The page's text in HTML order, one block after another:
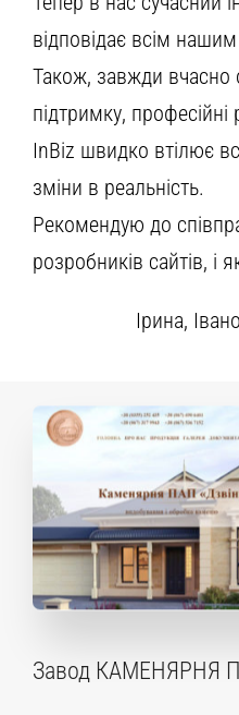
відповідає всім
Також, завжди вчасно
підтримку,
InBiz швидко втілює
зміни в реальність.
Рекомендую до
розробників сайтів, і
Ірина,
Завод КАМЕНЯРНЯ